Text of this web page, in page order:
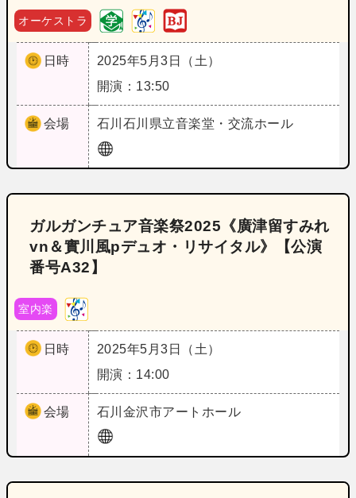
オーケストラ
日時
2025年5月3日（土）
開演：13:50
会場 石川 石川県立音楽堂・交流ホール
ガルガンチュア音楽祭2025《廣津留すみれ
vn＆實川風pデュオ・リサイタル》【公演
番号A32】
室内楽
日時
2025年5月3日（土）
開演：14:00
会場 石川 金沢市アートホール